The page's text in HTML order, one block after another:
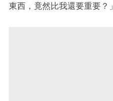
東西，竟然比我還要重要？」